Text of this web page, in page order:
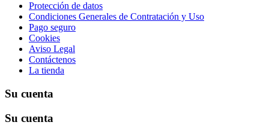
Protección de datos
Condiciones Generales de Contratación y Uso
Pago seguro
Cookies
Aviso Legal
Contáctenos
La tienda
Su cuenta
Su cuenta